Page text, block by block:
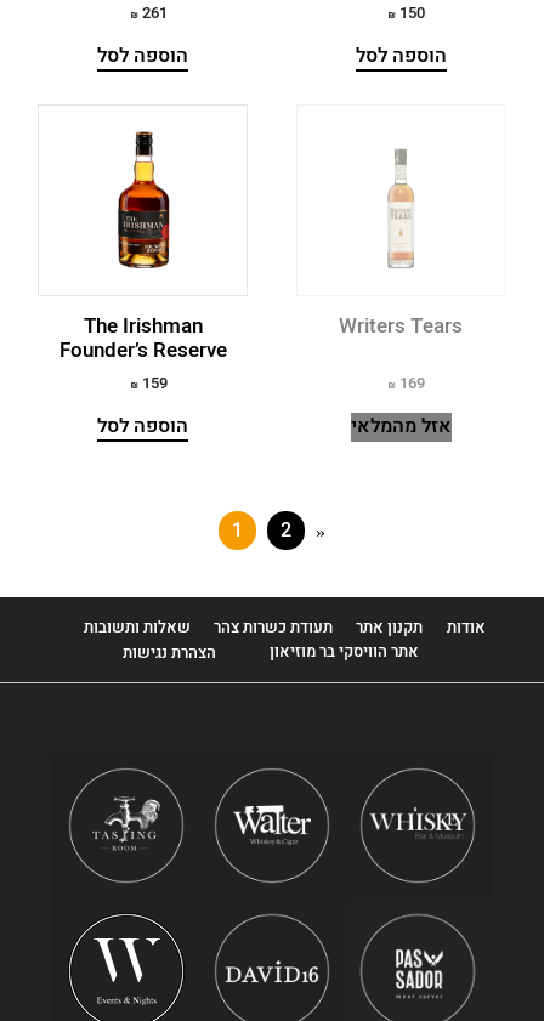
150
הוספה לסל
261
הוספה לסל
Writers Tears
169
אזל מהמלאי
The Irishman
Founder’s Reserve
159
הוספה לסל
1 2 »
אודות תקנון אתר תעודת כשרות צהר
שאלות ותשובות
אתר הוויסקי בר מוזיאון
הצהרת נגישות